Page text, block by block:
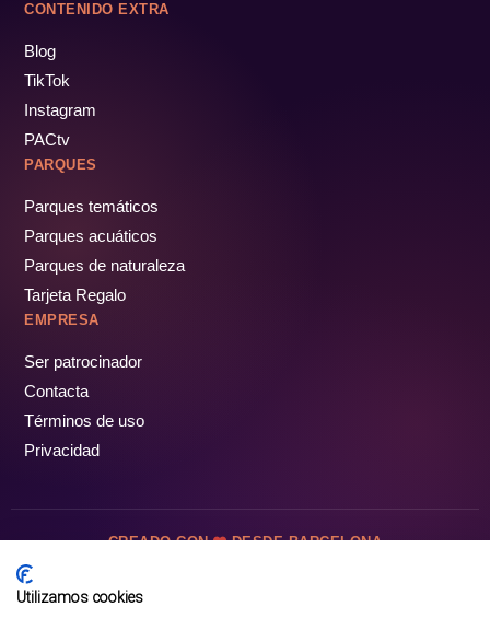
CONTENIDO EXTRA
Blog
TikTok
Instagram
PACtv
PARQUES
Parques temáticos
Parques acuáticos
Parques de naturaleza
Tarjeta Regalo
EMPRESA
Ser patrocinador
Contacta
Términos de uso
Privacidad
CREADO CON DESDE BARCELONA
Utilizamos cookies